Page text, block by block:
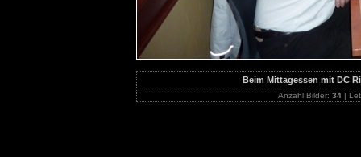
Beim Mittagessen mit DC
Anzahl Bilder: 34|